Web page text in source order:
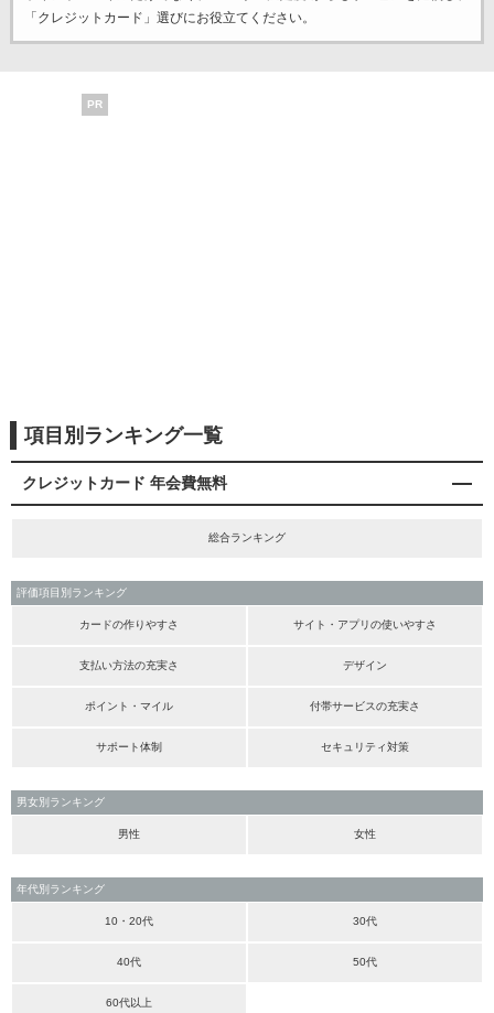
「クレジットカード」選びにお役立てください。
PR
項目別ランキング一覧
クレジットカード 年会費無料
総合ランキング
評価項目別ランキング
カードの作りやすさ サイト・アプリの使いやすさ
支払い方法の充実さ デザイン
ポイント・マイル 付帯サービスの充実さ
サポート体制 セキュリティ対策
男女別ランキング
男性 女性
年代別ランキング
10・20代 30代
40代 50代
60代以上